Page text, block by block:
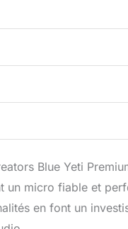
Blue Yeti
un micro fiable et
en font un